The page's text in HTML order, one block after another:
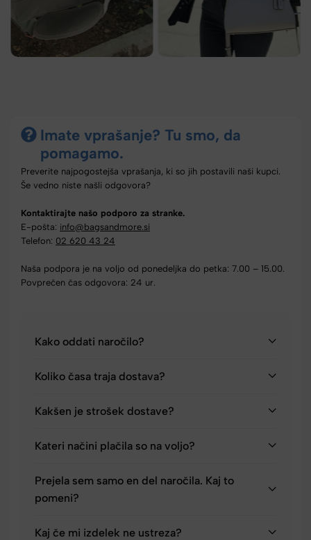
Imate vprašanje? Tu smo, da
pomagamo.
Preverite najpogostejša vprašanja, ki so jih postavili naši kupci.
Še vedno niste našli odgovora?
Kontaktirajte našo podporo za stranke.
E-pošta: info@bagsandmore.si
Telefon: 02 620 43 24
Naša podpora je na voljo od ponedeljka do petka: 7.00 – 15.00.
Povprečen čas odgovora: 24 ur.
Kako oddati naročilo?
Koliko časa traja dostava?
Kakšen je strošek dostave?
Kateri načini plačila so na voljo?
Prejela sem samo en del naročila. Kaj to
pomeni?
Kaj če mi izdelek ne ustreza?